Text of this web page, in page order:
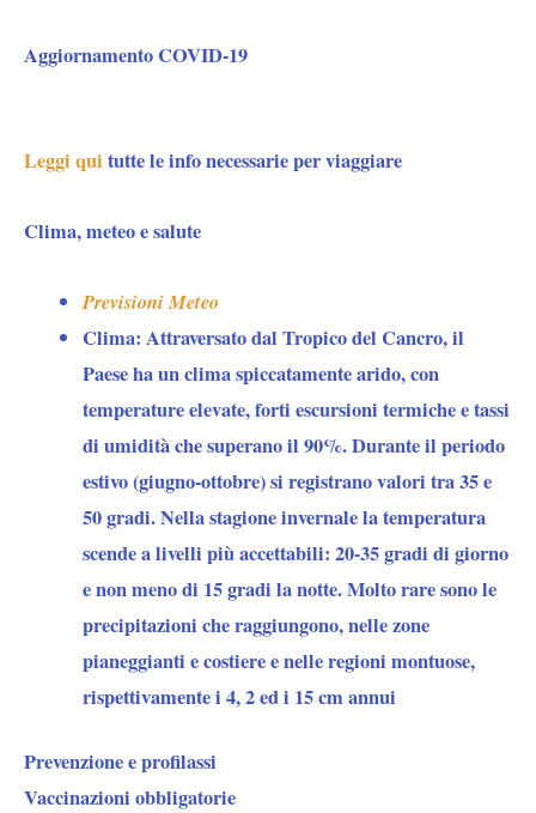
Aggiornamento COVID-19
Leggi qui tutte le info necessarie per viaggiare
Clima, meteo e salute
Previsioni Meteo
Clima: Attraversato dal Tropico del Cancro, il
Paese ha un clima spiccatamente arido, con
temperature elevate, forti escursioni termiche e tassi
di umidità che superano il 90%. Durante il periodo
estivo (giugno-ottobre) si registrano valori tra 35 e
50 gradi. Nella stagione invernale la temperatura
scende a livelli più accettabili: 20-35 gradi di giorno
e non meno di 15 gradi la notte. Molto rare sono le
precipitazioni che raggiungono, nelle zone
pianeggianti e costiere e nelle regioni montuose,
rispettivamente i 4, 2 ed i 15 cm annui
Prevenzione e profilassi
Vaccinazioni obbligatorie